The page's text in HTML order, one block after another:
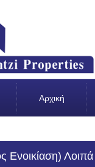
Αρχική
Ενοικίαση)